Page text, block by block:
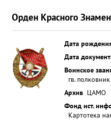
Орден Красного
Дата
Дата
Воинское
гв. полковник
Архив ЦАМО
Фонд ист.
Картотека